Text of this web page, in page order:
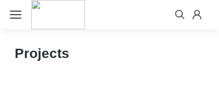
Projects